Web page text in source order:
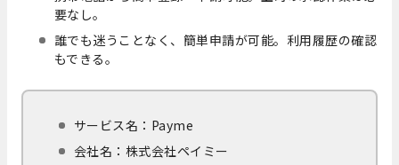
要なし。
誰でも迷うことなく、簡単申請が可能。利用履歴の確認
もできる。
サービス名：Payme
会社名：株式会社ペイミー